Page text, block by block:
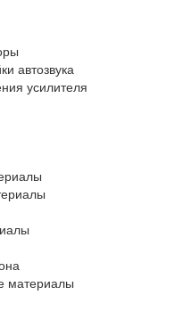
автозвука
усилителя
материалы